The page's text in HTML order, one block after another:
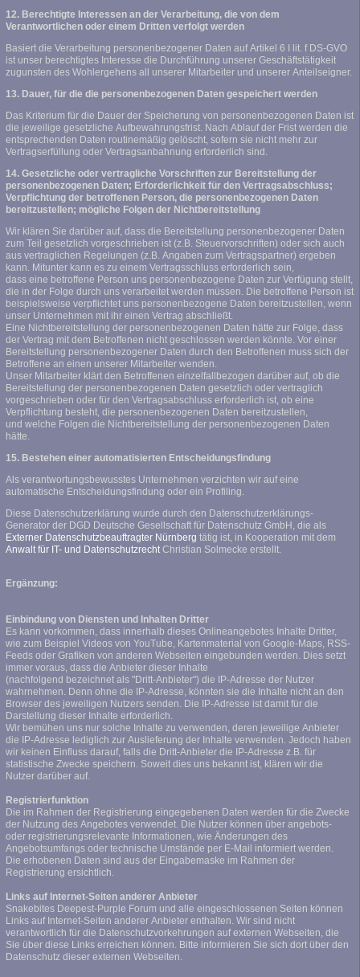
12. Berechtigte Interessen an der Verarbeitung, die von dem
Verantwortlichen oder einem Dritten verfolgt werden
Basiert die Verarbeitung personenbezogener Daten auf Artikel 6 I lit. f DS-GVO
ist unser berechtigtes Interesse die Durchführung unserer Geschäftstätigkeit
zugunsten des Wohlergehens all unserer Mitarbeiter und unserer Anteilseigner.
13. Dauer, für die die personenbezogenen Daten gespeichert werden
Das Kriterium für die Dauer der Speicherung von personenbezogenen Daten ist
die jeweilige gesetzliche Aufbewahrungsfrist. Nach Ablauf der Frist werden die
entsprechenden Daten routinemäßig gelöscht, sofern sie nicht mehr zur
Vertragserfüllung oder Vertragsanbahnung erforderlich sind.
14. Gesetzliche oder vertragliche Vorschriften zur Bereitstellung der
personenbezogenen Daten; Erforderlichkeit für den Vertragsabschluss;
Verpflichtung der betroffenen Person, die personenbezogenen Daten
bereitzustellen; mögliche Folgen der Nichtbereitstellung
Wir klären Sie darüber auf, dass die Bereitstellung personenbezogener Daten
zum Teil gesetzlich vorgeschrieben ist (z.B. Steuervorschriften) oder sich auch
aus vertraglichen Regelungen (z.B. Angaben zum Vertragspartner) ergeben
kann. Mitunter kann es zu einem Vertragsschluss erforderlich sein,
dass eine betroffene Person uns personenbezogene Daten zur Verfügung stellt,
die in der Folge durch uns verarbeitet werden müssen. Die betroffene Person ist
beispielsweise verpflichtet uns personenbezogene Daten bereitzustellen, wenn
unser Unternehmen mit ihr einen Vertrag abschließt.
Eine Nichtbereitstellung der personenbezogenen Daten hätte zur Folge, dass
der Vertrag mit dem Betroffenen nicht geschlossen werden könnte. Vor einer
Bereitstellung personenbezogener Daten durch den Betroffenen muss sich der
Betroffene an einen unserer Mitarbeiter wenden.
Unser Mitarbeiter klärt den Betroffenen einzelfallbezogen darüber auf, ob die
Bereitstellung der personenbezogenen Daten gesetzlich oder vertraglich
vorgeschrieben oder für den Vertragsabschluss erforderlich ist, ob eine
Verpflichtung besteht, die personenbezogenen Daten bereitzustellen,
und welche Folgen die Nichtbereitstellung der personenbezogenen Daten
hätte.
15. Bestehen einer automatisierten Entscheidungsfindung
Als verantwortungsbewusstes Unternehmen verzichten wir auf eine
automatische Entscheidungsfindung oder ein Profiling.
Diese Datenschutzerklärung wurde durch den Datenschutzerklärungs-
Generator der DGD Deutsche Gesellschaft für Datenschutz GmbH, die als
Externer Datenschutzbeauftragter Nürnberg tätig ist, in Kooperation mit dem
Anwalt für IT- und DatenschutzrechtChristian Solmecke erstellt.
Ergänzung:
Einbindung von Diensten und Inhalten Dritter
Es kann vorkommen, dass innerhalb dieses Onlineangebotes Inhalte Dritter,
wie zum Beispiel Videos von YouTube, Kartenmaterial von Google-Maps, RSS-
Feeds oder Grafiken von anderen Webseiten eingebunden werden. Dies setzt
immer voraus, dass die Anbieter dieser Inhalte
(nachfolgend bezeichnet als "Dritt-Anbieter") die IP-Adresse der Nutzer
wahrnehmen. Denn ohne die IP-Adresse, könnten sie die Inhalte nicht an den
Browser des jeweiligen Nutzers senden. Die IP-Adresse ist damit für die
Darstellung dieser Inhalte erforderlich.
Wir bemühen uns nur solche Inhalte zu verwenden, deren jeweilige Anbieter
die IP-Adresse lediglich zur Auslieferung der Inhalte verwenden. Jedoch haben
wir keinen Einfluss darauf, falls die Dritt-Anbieter die IP-Adresse z.B. für
statistische Zwecke speichern. Soweit dies uns bekannt ist, klären wir die
Nutzer darüber auf.
Registrierfunktion
Die im Rahmen der Registrierung eingegebenen Daten werden für die Zwecke
der Nutzung des Angebotes verwendet. Die Nutzer können über angebots-
oder registrierungsrelevante Informationen, wie Änderungen des
Angebotsumfangs oder technische Umstände per E-Mail informiert werden.
Die erhobenen Daten sind aus der Eingabemaske im Rahmen der
Registrierung ersichtlich.
Links auf Internet-Seiten anderer Anbieter
Snakebites Deepest-Purple Forum und alle eingeschlossenen Seiten können
Links auf Internet-Seiten anderer Anbieter enthalten. Wir sind nicht
verantwortlich für die Datenschutzvorkehrungen auf externen Webseiten, die
Sie über diese Links erreichen können. Bitte informieren Sie sich dort über den
Datenschutz dieser externen Webseiten.